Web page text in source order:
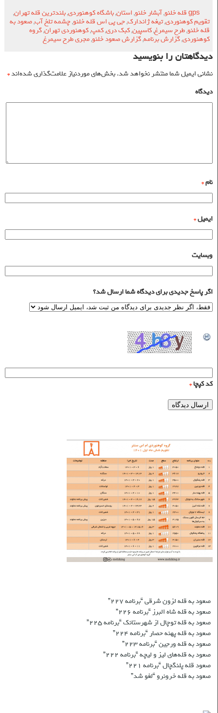
gps قله خلنو
,آبشار خلنو,استان,باشگاه کوهنوردی,بلندترین قله تهران,
تقویم کوهنوردی,تیغه ژاندارک,جی پی اس قله خلنو,چشمه تلخ آب,صعود به
قله خلنو,طرح سیمرغ,کاسپین,کبک دری,کمپ,کوهنوردی تهران,گروه
کوهنوردی,گزارش برنامه,گزارش صعود خلنو,مجری طرح سیمرغ
دیدگاهتان را بنویسید
نشانی ایمیل شما منتشر نخواهد شد.بخش‌های موردنیاز علامت‌گذاری شده‌اند*
دیدگاه
نام*
ایمیل*
وبسایت
اگر پاسخ جدیدی برای دیدگاه شما ارسال شد؟
کد کپچا*
صعود به قله لزون شرقی “برنامه ۲۲۷”
صعود به قله شاه البرز “برنامه ۲۲۶”
صعود به قله توچال از شهرستانک “برنامه ۲۲۵”
صعود به قله پهنه حصار “برنامه ۲۲۴”
صعود به قله ورجین “برنامه ۲۲۳”
صعود به قله‌های لیز و لیچه “برنامه ۲۲۲”
صعود قله پلنگچال “برنامه ۲۲۱”
صعود به قله‌ خرونرو “لغو شد”